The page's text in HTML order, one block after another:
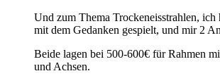
Und zum Thema Trockeneisstrahlen, ich
mit dem Gedanken gespielt, und mir 2
Beide lagen bei 500-600€ für Rahmen
und Achsen.